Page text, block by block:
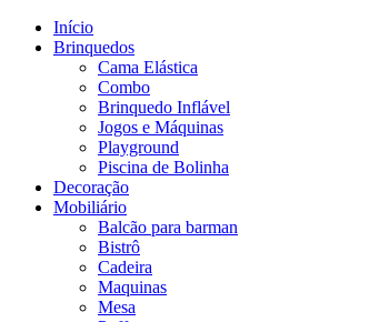
Início
Brinquedos
Cama Elástica
Combo
Brinquedo Inflável
Jogos e Máquinas
Playground
Piscina de Bolinha
Decoração
Mobiliário
Balcão para barman
Bistrô
Cadeira
Maquinas
Mesa